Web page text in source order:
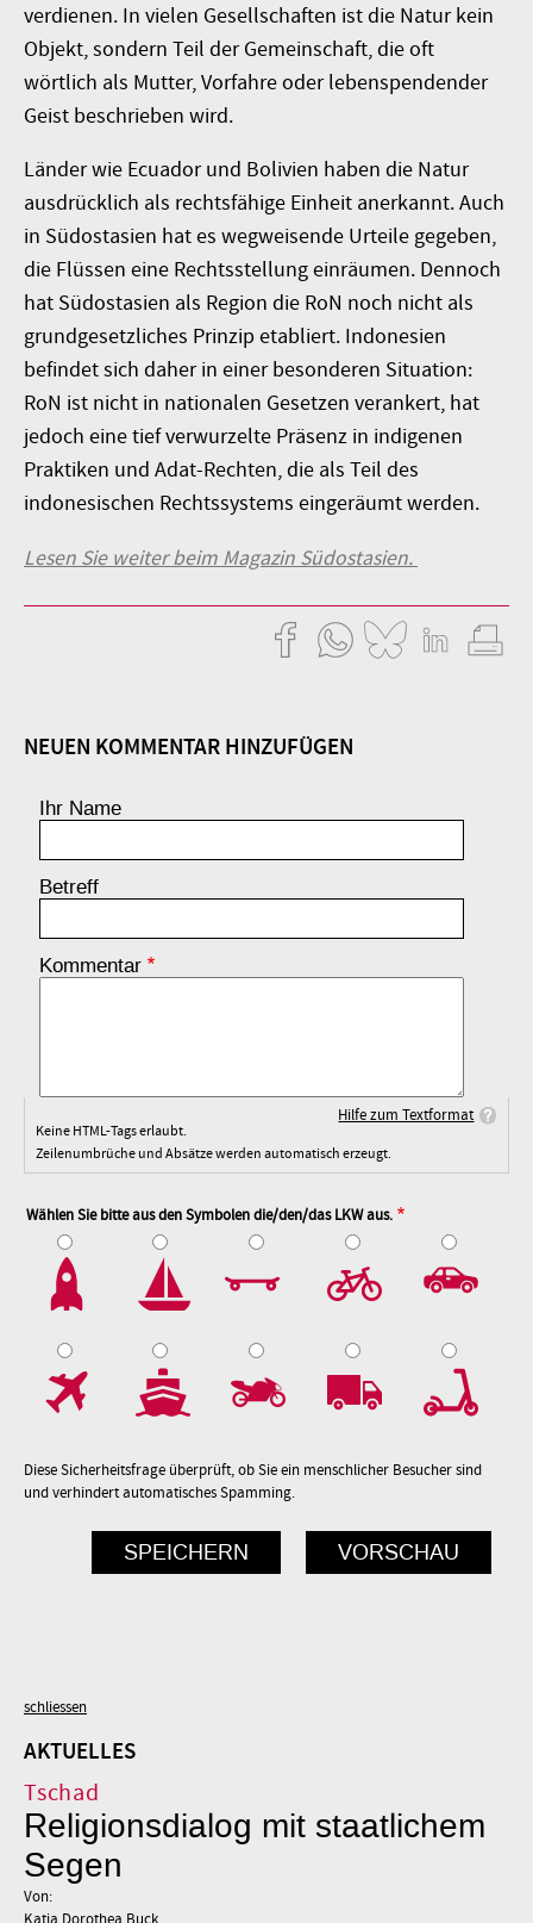
verdienen. In vielen Gesellschaften ist die Natur kein
Objekt, sondern Teil der Gemeinschaft, die oft
wörtlich als Mutter, Vorfahre oder lebenspendender
Geist beschrieben wird.
Länder wie Ecuador und Bolivien haben die Natur
ausdrücklich als rechtsfähige Einheit anerkannt. Auch
in Südostasien hat es wegweisende Urteile gegeben,
die Flüssen eine Rechtsstellung einräumen. Dennoch
hat Südostasien als Region die RoN noch nicht als
grundgesetzliches Prinzip etabliert. Indonesien
befindet sich daher in einer besonderen Situation:
RoN ist nicht in nationalen Gesetzen verankert, hat
jedoch eine tief verwurzelte Präsenz in indigenen
Praktiken und Adat-Rechten, die als Teil des
indonesischen Rechtssystems eingeräumt werden.
Lesen Sie weiter beim Magazin Südostasien.
NEUEN KOMMENTAR HINZUFÜGEN
Ihr Name
Betreff
Kommentar
Hilfe zum Textformat
Keine HTML-Tags erlaubt.
Zeilenumbrüche und Absätze werden automatisch erzeugt.
Wählen Sie bitte aus den Symbolen die/den/das LKW aus.
Diese Sicherheitsfrage überprüft, ob Sie ein menschlicher Besucher sind
und verhindert automatisches Spamming.
schliessen
AKTUELLES
Tschad
Religionsdialog mit staatlichem
Segen
Von:
Katja Dorothea Buck